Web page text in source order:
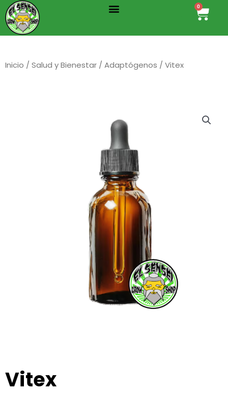
al
contenido
Menu 0
Cart
Inicio / Salud y Bienestar / Adaptógenos / Vitex
Vitex